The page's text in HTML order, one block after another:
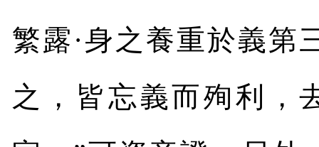
繁露·身之養重於義第
之，皆忘義而殉利，